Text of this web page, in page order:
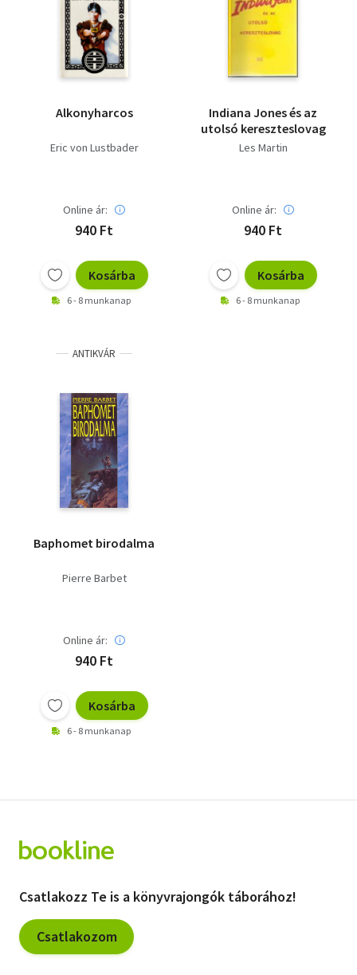
Alkonyharcos
Eric von Lustbader
Online ár:
940 Ft
Kosárba
6 - 8 munkanap
Indiana Jones és az
utolsó kereszteslovag
Les Martin
Online ár:
940 Ft
Kosárba
6 - 8 munkanap
ANTIKVÁR
Baphomet birodalma
Pierre Barbet
Online ár:
940 Ft
Kosárba
6 - 8 munkanap
Csatlakozz Te is a könyvrajongók táborához!
Csatlakozom